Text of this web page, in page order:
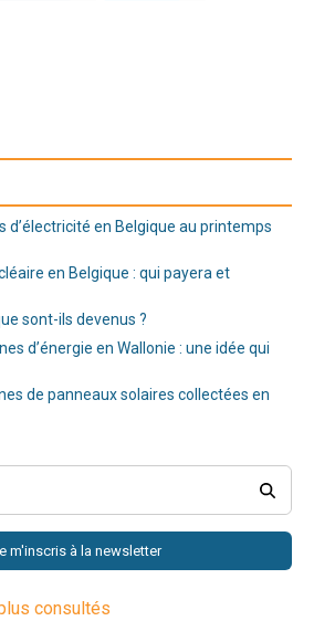
d’électricité en Belgique au printemps
en Belgique : qui payera et
sont-ils devenus ?
d’énergie en Wallonie : une idée qui
de panneaux solaires collectées en
m'inscris à la newsletter
consultés